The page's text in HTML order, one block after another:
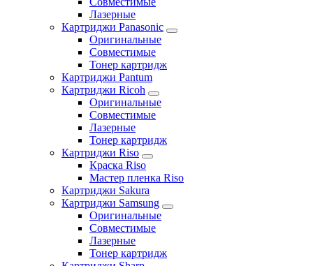
Лазерные
Картриджи Panasonic
Оригинальные
Совместимые
Тонер картридж
Картриджи Pantum
Картриджи Ricoh
Оригинальные
Совместимые
Лазерные
Тонер картридж
Картриджи Riso
Краска Riso
Мастер пленка Riso
Картриджи Sakura
Картриджи Samsung
Оригинальные
Совместимые
Лазерные
Тонер картридж